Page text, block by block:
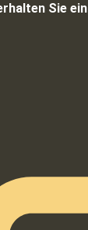
Sie